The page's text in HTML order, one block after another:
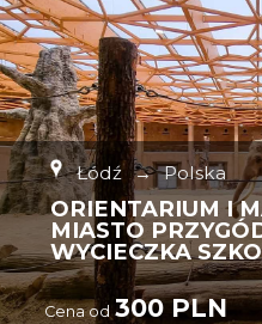
Łódź → Polska
ORIENTARIUM I
MIASTO
WYCIECZKA
Cena od 300 PLN